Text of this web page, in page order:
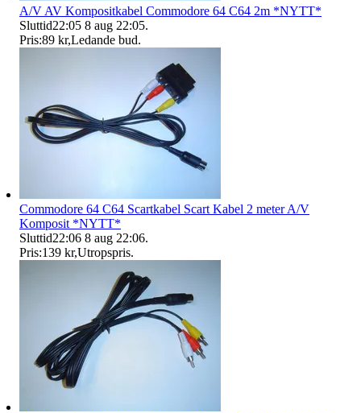
A/V AV Kompositkabel Commodore 64 C64 2m *NYTT*
Sluttid22:05 8 aug 22:05.
Pris:89 kr,Ledande bud.
Commodore 64 C64 Scartkabel Scart Kabel 2 meter A/V
Komposit *NYTT*
Sluttid22:06 8 aug 22:06.
Pris:139 kr,Utropspris.